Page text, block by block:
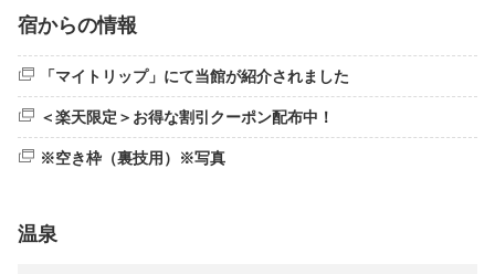
宿からの情報
「マイトリップ」にて当館が紹介されました
＜楽天限定＞お得な割引クーポン配布中！
※空き枠（裏技用）※写真
温泉